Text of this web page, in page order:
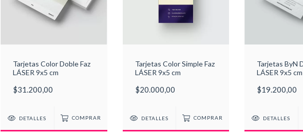
Tarjetas Color Doble Faz
LÁSER 9x5 cm
$31.200,00
DETALLES COMPRAR
Tarjetas Color Simple Faz
LÁSER 9x5 cm
$20.000,00
DETALLES COMPRAR
Tarjetas ByN
LÁSER 9x5 cm
$19.200,00
DETALLES